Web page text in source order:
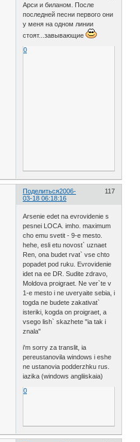
Арси и биланом. После
последней песни первого они
у меня на одном линии
стоят...завывающие
0
Поделиться 117
2006-
03-18 06:18:16
Arsenie edet na evrovidenie s
pesnei LOCA. imho. maximum
cho emu svetit - 9-e mesto.
hehe, esli etu novost` uznaet
Ren, ona budet rvat` vse chto
popadet pod ruku. Evrovidenie
idet na ee DR. Sudite zdravo,
Moldova proigraet. Ne ver`te v
1-e mesto i ne uveryaite sebia, i
togda ne budete zakativat`
isteriki, kogda on proigraet, a
vsego lish` skazhete "ia tak i
znala"
i'm sorry za translit, ia
pereustanovila windows i eshe
ne ustanovia podderzhku rus.
iazika (windows angliiskaia)
0